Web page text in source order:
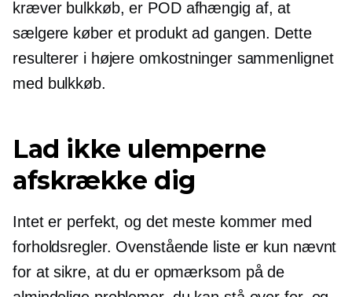
kræver bulkkøb, er POD afhængig af, at
sælgere køber et produkt ad gangen. Dette
resulterer i højere omkostninger sammenlignet
med bulkkøb.
Lad ikke ulemperne
afskrække dig
Intet er perfekt, og det meste kommer med
forholdsregler. Ovenstående liste er kun nævnt
for at sikre, at du er opmærksom på de